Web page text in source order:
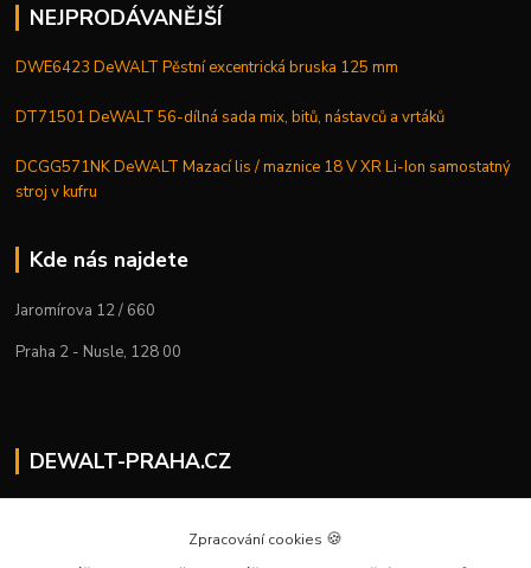
NEJPRODÁVANĚJŠÍ
DWE6423 DeWALT Pěstní excentrická bruska 125 mm
DT71501 DeWALT 56-dílná sada mix, bitů, nástavců a vrtáků
DCGG571NK DeWALT Mazací lis / maznice 18 V XR Li-Ion samostatný
stroj v kufru
Kde nás najdete
Jaromírova 12 / 660
Praha 2 - Nusle, 128 00
DEWALT-PRAHA.CZ
+420 224 936 535
Zpracování cookies 🍪